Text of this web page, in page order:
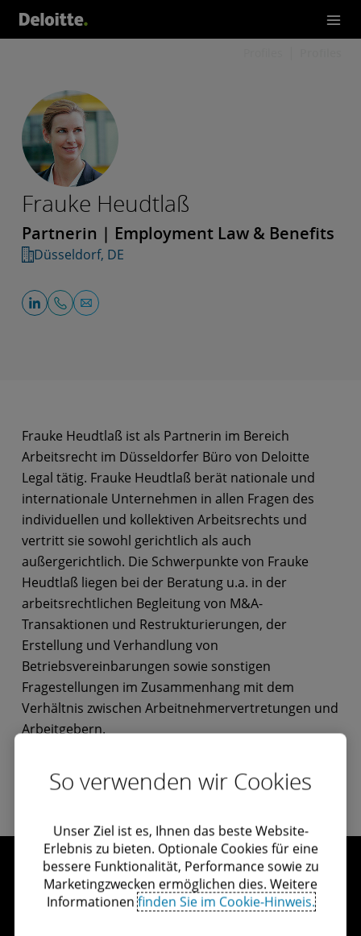
Frauke Heudtlaß
Partnerin | Employment Law & Benefits
Düsseldorf, DE
Frauke Heudtlaß ist als Partnerin im Bereich
Arbeitsrecht im Düsseldorfer Büro von Deloitte
Legal tätig. Frauke Heudtlaß berät nationale und
internationale Unternehmen in allen Fragen des
individuellen und kollektiven Arbeitsrechts und
vertritt sie sowohl gerichtlich als auch
außergerichtlich. Die Schwerpunkte von Frauke
Heudtlaß liegen bei der Beratung u.a. in der
arbeitsrechtlichen Begleitung von M&A-
Transaktionen und Restrukturierungen, der
Erstellung und Verhandlung von
Betriebsvereinbarungen sowie sonstigen
Fragestellungen im Zusammenhang mit dem
Verhältnis zwischen Arbeitnehmervertretungen und
Arbeitgebern.
Let's connect
So verwenden wir Cookies
Unser Ziel ist es, Ihnen das beste Website-
Erlebnis zu bieten. Optionale Cookies für eine
bessere Funktionalität, Performance sowie zu
Marketingzwecken ermöglichen dies. Weitere
Informationenfinden Sie im Cookie-Hinweis.